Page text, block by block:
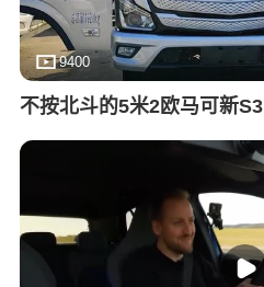
9400
不按北斗的5米2欧马可新S3